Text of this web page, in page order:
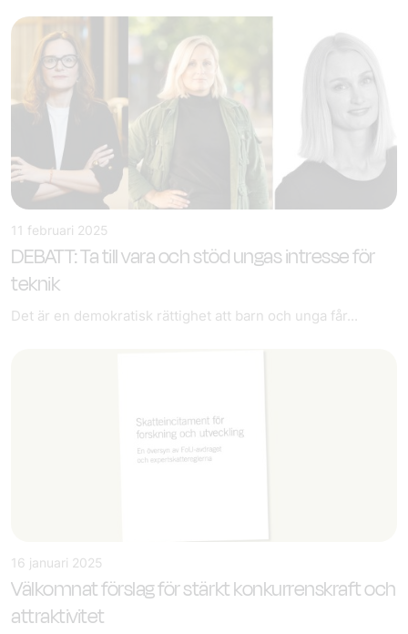
11 februari 2025
DEBATT: Ta till vara och stöd ungas intresse för
teknik
Det är en demokratisk rättighet att barn och unga får...
16 januari 2025
Välkomnat förslag för stärkt konkurrenskraft och
attraktivitet